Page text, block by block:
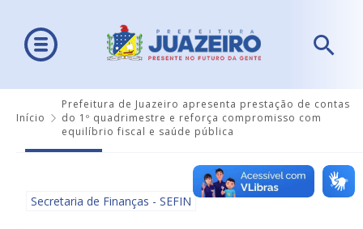
Início
Prefeitura de Juazeiro apresenta prestação de contas
do 1º quadrimestre e reforça compromisso com
equilíbrio fiscal e saúde pública
Secretaria de Finanças - SEFIN